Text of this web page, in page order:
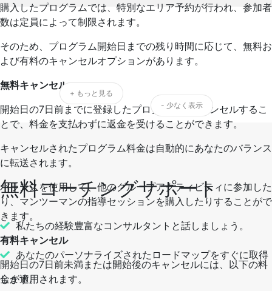
購入したプログラムでは、特別なエリア予約が行われ、参加者
数は定員によって制限されます。
そのため、プログラム開始日までの残り時間に応じて、無料お
よび有料のキャンセルオプションがあります。
無料キャンセル
開始日の7日前までに登録したプログラムをキャンセルするこ
とで、料金を支払わずに返金を受けることができます。
キャンセルされたプログラム料金は自動的にあなたのバランス
に転送されます。
バランスを使用して、他のグループアクティビティに参加した
り、マンツーマンの指導セッションを購入したりすることがで
きます。
有料キャンセル
開始日の7日前未満または開始後のキャンセルには、以下の料
金が適用されます。
+ もっと見る
- 少なく表示
無料コーチングサポート
私たちの経験豊富なコンサルタントと話しましょう。
あなたのパーソナライズされたロードマップをすぐに取得
します。